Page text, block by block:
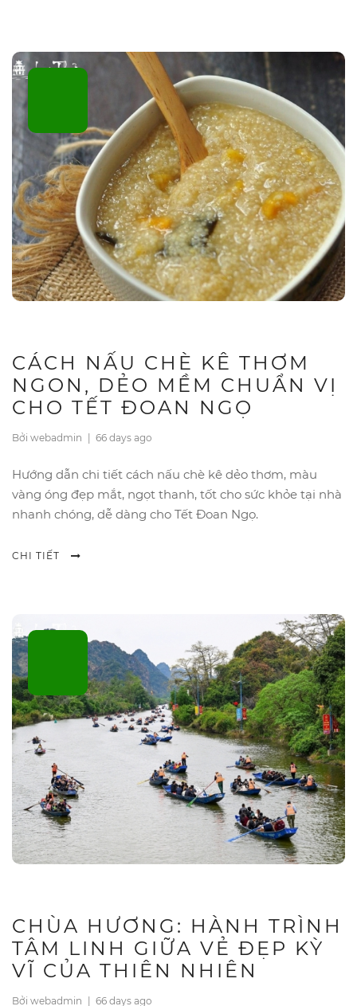
CÁCH NẤU CHÈ KÊ THƠM
NGON, DẺO MỀM CHUẨN VỊ
CHO TẾT ĐOAN NGỌ
Bởi webadmin 66 days ago
Hướng dẫn chi tiết cách nấu chè kê dẻo thơm, màu
vàng óng đẹp mắt, ngọt thanh, tốt cho sức khỏe tại nhà
nhanh chóng, dễ dàng cho Tết Đoan Ngọ.
CHI TIẾT
CHÙA HƯƠNG: HÀNH TRÌNH
TÂM LINH GIỮA VẺ ĐẸP KỲ
VĨ CỦA THIÊN NHIÊN
Bởi webadmin | 66 days ago